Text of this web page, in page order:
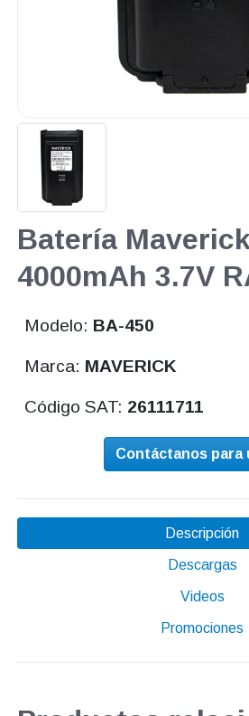
Batería
4000mAh 3.7V
Modelo: BA-450
Marca: MAVERICK
Código SAT: 26111711
Contáctanos para
Descripción
Descargas
Videos
Promociones